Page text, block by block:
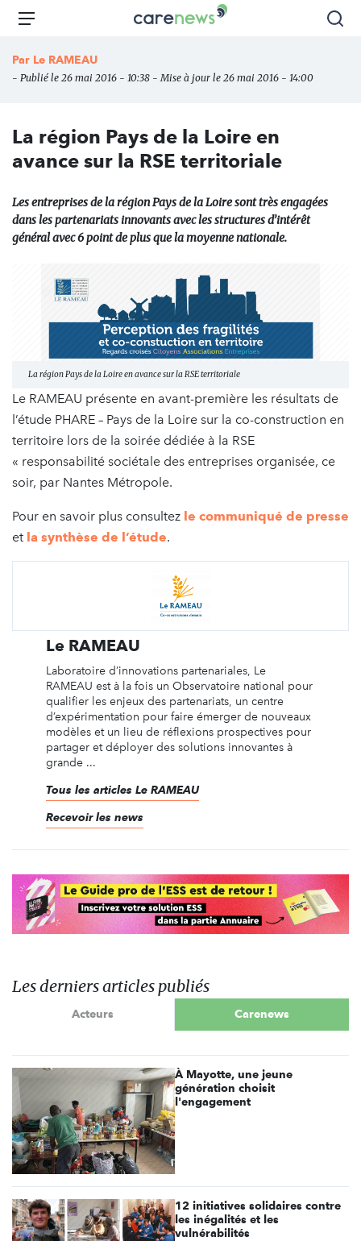
Aller
principal
Carenews,
des
l'engagement
Menu
Par Le RAMEAU
- Publié le 26 mai 2016 - 10:38 - Mise à jour le 26 mai 2016 - 14:00
La région Pays de la Loire en
avance sur la RSE territoriale
Les entreprises de la région Pays de la Loire sont très engagées
dans les partenariats innovants avec les structures d’intérêt
général avec 6 point de plus que la moyenne nationale.
La région Pays de la Loire en avance sur la RSE territoriale
Le RAMEAU présente en avant-première les résultats de
l’étude PHARE – Pays de la Loire sur la co-construction en
territoire lors de la soirée dédiée à la RSE
« responsabilité sociétale des entreprises organisée, ce
soir, par Nantes Métropole.
Pour en savoir plus consultez le communiqué de presse
et la synthèse de l’étude.
Le RAMEAU
Laboratoire d’innovations partenariales, Le
RAMEAU est à la fois un Observatoire national pour
qualifier les enjeux des partenariats, un centre
d’expérimentation pour faire émerger de nouveaux
modèles et un lieu de réflexions prospectives pour
partager et déployer des solutions innovantes à
grande ...
Tous les articles Le RAMEAU
Recevoir les news
Les derniers articles publiés
Acteurs Carenews
À Mayotte, une jeune
génération choisit
l'engagement
12 initiatives solidaires contre
les inégalités et les
vulnérabilités